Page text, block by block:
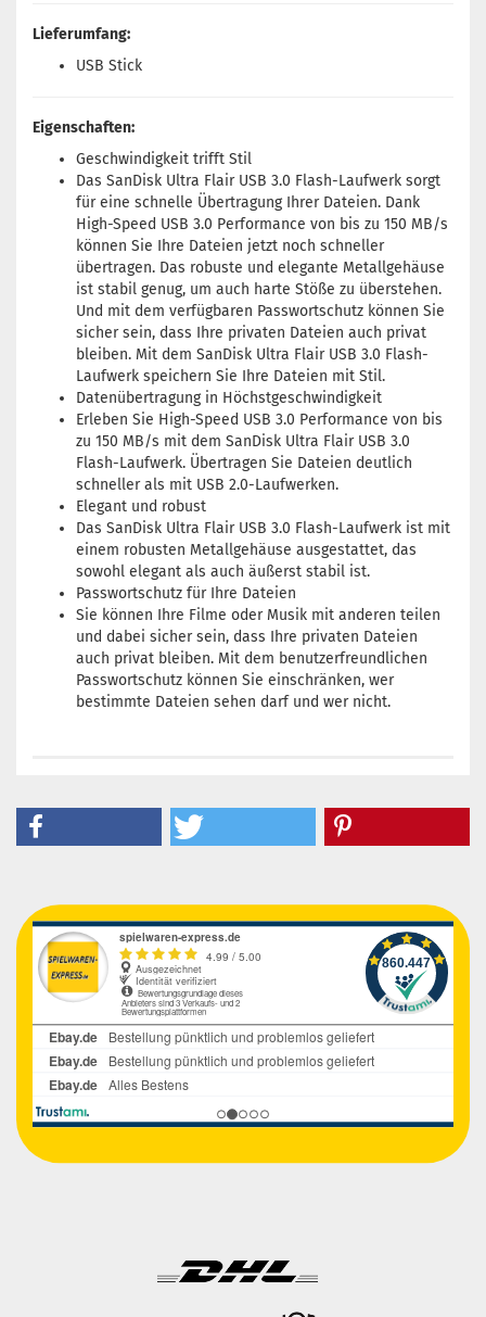
Lieferumfang:
USB Stick
Eigenschaften:
Geschwindigkeit trifft Stil
Das SanDisk Ultra Flair USB 3.0 Flash-Laufwerk sorgt
für eine schnelle Übertragung Ihrer Dateien. Dank
High-Speed USB 3.0 Performance von bis zu 150 MB/s
können Sie Ihre Dateien jetzt noch schneller
übertragen. Das robuste und elegante Metallgehäuse
ist stabil genug, um auch harte Stöße zu überstehen.
Und mit dem verfügbaren Passwortschutz können Sie
sicher sein, dass Ihre privaten Dateien auch privat
bleiben. Mit dem SanDisk Ultra Flair USB 3.0 Flash-
Laufwerk speichern Sie Ihre Dateien mit Stil.
Datenübertragung in Höchstgeschwindigkeit
Erleben Sie High-Speed USB 3.0 Performance von bis
zu 150 MB/s mit dem SanDisk Ultra Flair USB 3.0
Flash-Laufwerk. Übertragen Sie Dateien deutlich
schneller als mit USB 2.0-Laufwerken.
Elegant und robust
Das SanDisk Ultra Flair USB 3.0 Flash-Laufwerk ist mit
einem robusten Metallgehäuse ausgestattet, das
sowohl elegant als auch äußerst stabil ist.
Passwortschutz für Ihre Dateien
Sie können Ihre Filme oder Musik mit anderen teilen
und dabei sicher sein, dass Ihre privaten Dateien
auch privat bleiben. Mit dem benutzerfreundlichen
Passwortschutz können Sie einschränken, wer
bestimmte Dateien sehen darf und wer nicht.